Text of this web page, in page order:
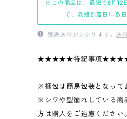
※この商品は、最短で8月12
て、最短到着日に数
別途送料がかかります。送
★★★★★特記事項
※梱包は簡易包装となって
※シワや型崩れしている商
方は購入をご遠慮ください。